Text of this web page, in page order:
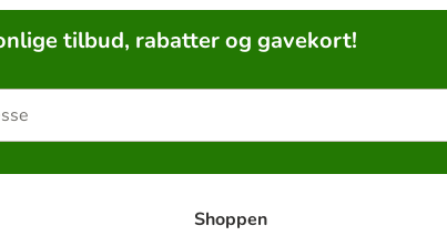
tilbud, rabatter og gavekort!
Shoppen